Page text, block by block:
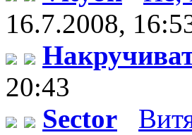
16.7.2008,
20:43
Sector